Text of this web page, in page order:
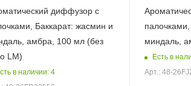
диффузор с
Баккарат: жасмин и
амбра, 100 мл (без
LM)
в наличии: 4
миндаль,
Есть в
Арт.: 48-